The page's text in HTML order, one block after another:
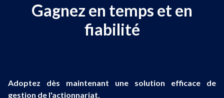
Gagnez en temps et en
fiabilité
Adoptez dès maintenant une solution efficace de
gestion de l'actionnariat.